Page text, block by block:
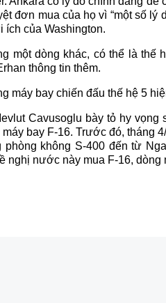
đơn mua của họ vì “một số lý
của Washington.
một dòng khác, có thể là
thông tin thêm.
máy bay chiến đấu thế hệ 5
Cavusoglu bày tỏ hy
bay F-16. Trước đó, tháng
không S-400 đến từ
nghị nước này mua F-16,